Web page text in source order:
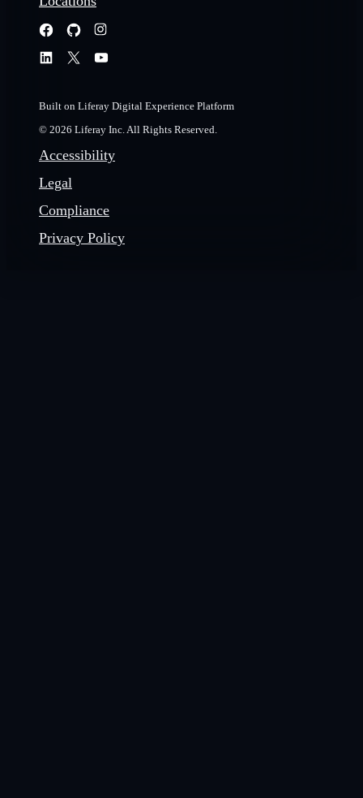
Built on Liferay Digital Experience Platform
© 2026 Liferay Inc. All Rights Reserved.
Accessibility
Legal
Compliance
Privacy Policy